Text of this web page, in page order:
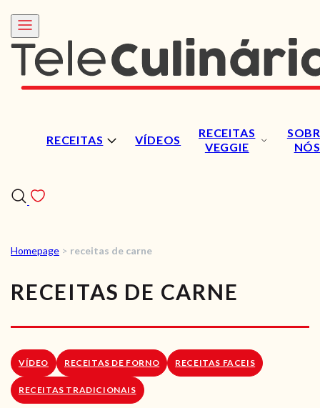
RECEITAS VÍDEOS
RECEITAS
VEGGIE
NÓS
RECEITAS
VÍDEOS
RECEITAS VEGGIE
SOBRE NÓS
LOJA ONLINE
Homepage > receitas de carne
RECEITAS DE CARNE
VÍDEO RECEITAS DE FORNO RECEITAS FACEIS
RECEITAS TRADICIONAIS